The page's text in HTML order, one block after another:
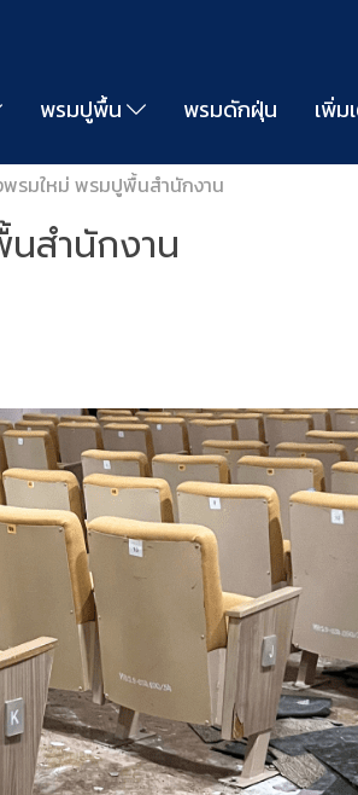
พรมปูพื้น พรมดักฝุ่น เพิ่ม
รมใหม่ พรมปูพื้นสำนักงาน
สำนักงาน